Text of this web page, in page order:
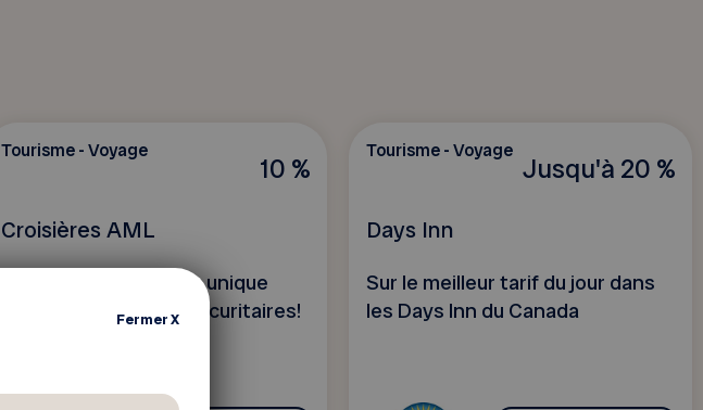
10 %
Tourisme - Voyage
Croisières AML
Vivez une expérience unique
avec nos croisières sécuritaires!
Jusqu'à 20 %
Tourisme - Voyage
Days Inn
Sur le meilleur tarif du jour dans
les Days Inn du Canada
FermerX